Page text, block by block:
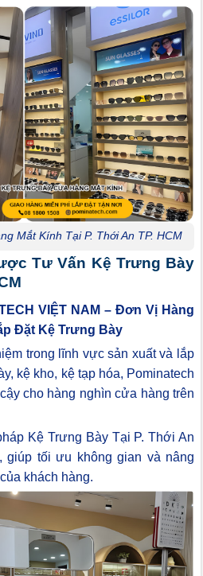
Mắt Kính Tại P. Thới An TP. HCM
Tư Vấn Kệ Trưng Bày
VIỆT NAM – Đơn Vị Hàng
Đặt Kệ Trưng Bày
trong lĩnh vực sản xuất và lắp
kệ kho, kệ tạp hóa, Pominatech
cho hàng nghìn cửa hàng trên
Kệ Trưng Bày Tại P. Thới An
giúp tối ưu không gian và nâng
khách hàng.